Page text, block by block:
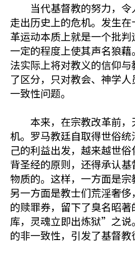
当代基督教的努力，令
走出历史上的危机。发生
革运动本质上就是一个批
一定的程度上使其声名狼
法实际上将对教义的信仰
了区分，只对教会、神学
一致性问题。
本来，在宗教改革前，
机。罗马教廷自取得世俗
己的利益出发，越来越世
背圣经的原则，还得承认
物质的。这样，一方面是宗
另一方面是教士们荒淫奢
的赎罪券，留下了臭名昭
库，灵魂立即出炼狱”之说
的非一致性，引发了基督教